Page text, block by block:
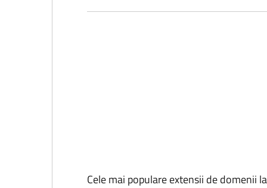
Cele mai populare extensii de domenii